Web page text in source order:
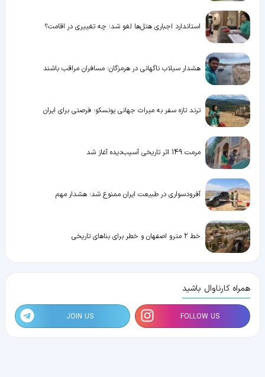
استاندارد اجباری هتل‌ها لغو شد؛ چه تغییری در اقامت؟
هشدار سیلاب ناگهانی در هرمزگان؛ مسافران مراقب باشند
ترند تازه سفر به میراث جهانی یونسکو؛ فرصتی برای ایران
مرمت 149 اثر تاریخی آسیب‌دیده آغاز شد
آفرودسواری در طبیعت ایران ممنوع شد؛ هشدار مهم
خط 2 مترو اصفهان و خطر برای بناهای تاریخی
همراه کارناوال باشید
FOLLOW US
JOIN US